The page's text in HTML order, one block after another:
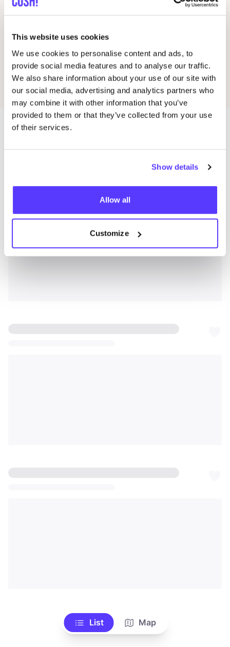
This website uses cookies
We use cookies to personalise content and ads, to
provide social media features and to analyse our traffic.
We also share information about your use of our site with
our social media, advertising and analytics partners who
may combine it with other information that you’ve
provided to them or that they’ve collected from your use
of their services.
Show details
Allow all
Customize
Marques dans ce magasin
Erratum
Magasins dans cette zone
List Map